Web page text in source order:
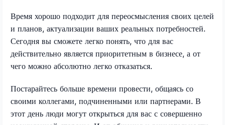
Время хорошо подходит для переосмысления своих целей
и планов, актуализации ваших реальных потребностей.
Сегодня вы сможете легко понять, что для вас
действительно является приоритетным в бизнесе, а от
чего можно абсолютно легко отказаться.
Постарайтесь больше времени провести, общаясь со
своими коллегами, подчиненными или партнерами. В
этот день люди могут открыться для вас с совершенно